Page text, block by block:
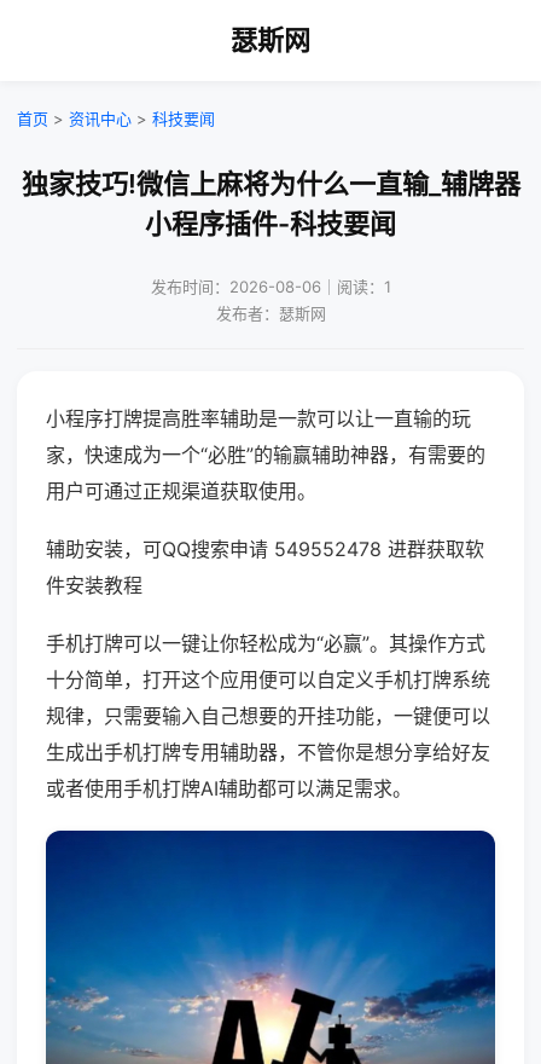
瑟斯网
首页 > 资讯中心 > 科技要闻
独家技巧!微信上麻将为什么一直输_辅牌器
小程序插件-科技要闻
发布时间：2026-08-06｜阅读：1
发布者：瑟斯网
小程序打牌提高胜率辅助是一款可以让一直输的玩
家，快速成为一个“必胜”的输赢辅助神器，有需要的
用户可通过正规渠道获取使用。
辅助安装，可QQ搜索申请 549552478 进群获取软
件安装教程
手机打牌可以一键让你轻松成为“必赢”。其操作方式
十分简单，打开这个应用便可以自定义手机打牌系统
规律，只需要输入自己想要的开挂功能，一键便可以
生成出手机打牌专用辅助器，不管你是想分享给好友
或者使用手机打牌AI辅助都可以满足需求。